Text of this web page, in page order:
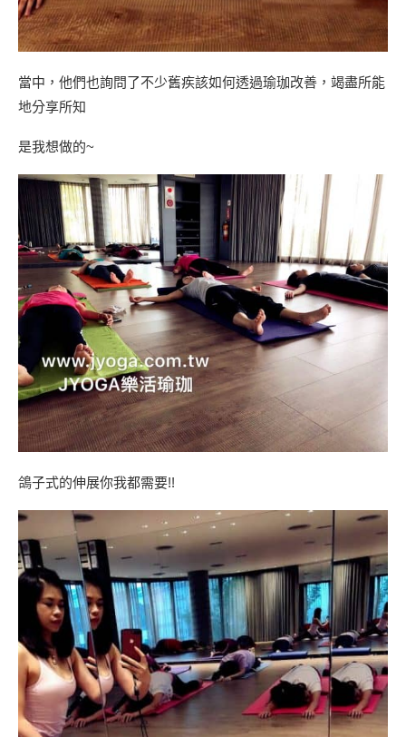
當中，他們也詢問了不少舊疾該如何透過瑜珈改善，竭盡所能
地分享所知
是我想做的~
鴿子式的伸展你我都需要!!